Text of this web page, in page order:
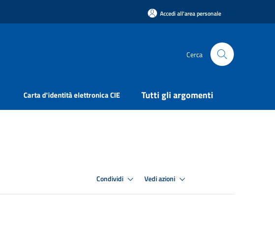
Accedi all'area personale
Cerca
Carta d'identità elettronica CIE Tutti gli argomenti
Condividi Vedi azioni